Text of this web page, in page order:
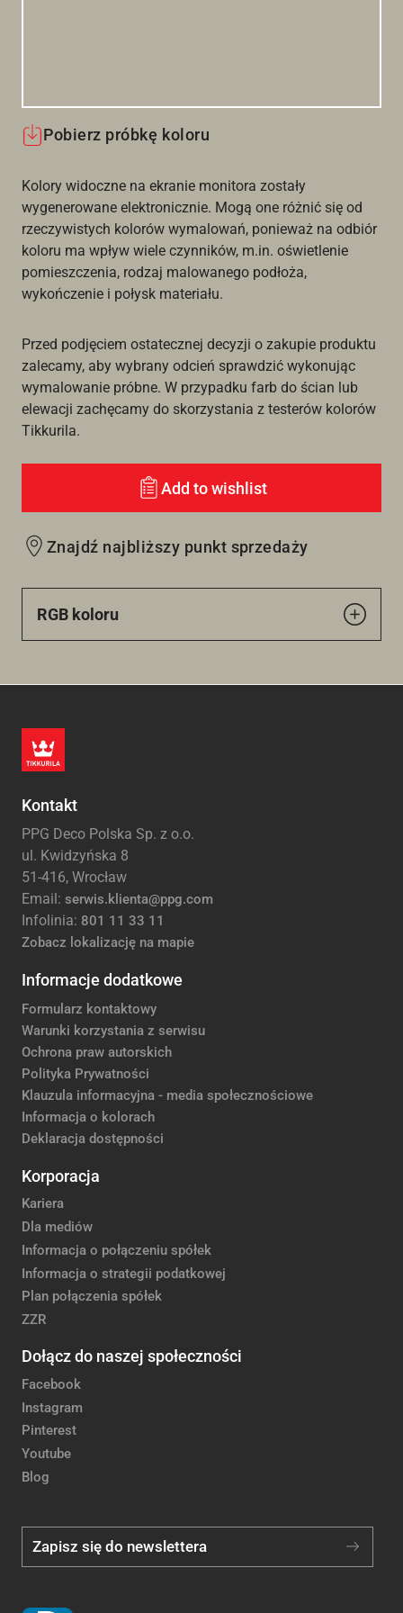
Pobierz próbkę koloru
Kolory widoczne na ekranie monitora zostały
wygenerowane elektronicznie. Mogą one różnić się od
rzeczywistych kolorów wymalowań, ponieważ na odbiór
koloru ma wpływ wiele czynników, m.in. oświetlenie
pomieszczenia, rodzaj malowanego podłoża,
wykończenie i połysk materiału.
Przed podjęciem ostatecznej decyzji o zakupie produktu
zalecamy, aby wybrany odcień sprawdzić wykonując
wymalowanie próbne. W przypadku farb do ścian lub
elewacji zachęcamy do skorzystania z testerów kolorów
Tikkurila.
Add to wishlist
Znajdź najbliższy punkt sprzedaży
RGB koloru
Kontakt
PPG Deco Polska Sp. z o.o.
ul. Kwidzyńska 8
51-416, Wrocław
Email: serwis.klienta@ppg.com
Infolinia: 801 11 33 11
Zobacz lokalizację na mapie
Informacje dodatkowe
Formularz kontaktowy
Warunki korzystania z serwisu
Ochrona praw autorskich
Polityka Prywatności
Klauzula informacyjna - media społecznościowe
Informacja o kolorach
Deklaracja dostępności
Korporacja
Kariera
Dla mediów
Informacja o połączeniu spółek
Informacja o strategii podatkowej
Plan połączenia spółek
ZZR
Dołącz do naszej społeczności
Facebook
Instagram
Pinterest
Youtube
Blog
Zapisz się do newslettera